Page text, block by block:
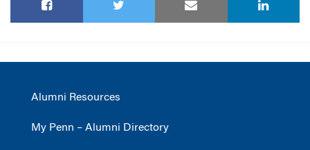
Alumni Resources
My Penn – Alumni Directory